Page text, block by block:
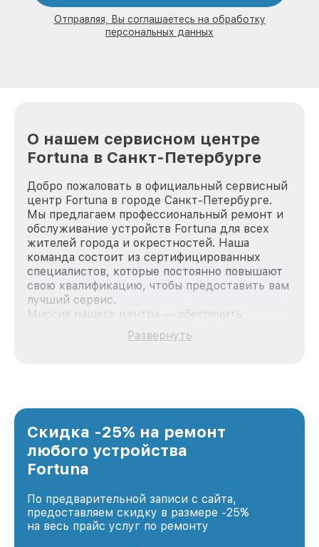
Отправляя, Вы соглашаетесь на обработку
персональных данных
О нашем сервисном центре
Fortuna в Санкт-Петербурге
Добро пожаловать в официальный сервисный
центр Fortuna в городе Санкт-Петербурге.
Мы предлагаем профессиональный ремонт и
обслуживание устройств Fortuna для всех
жителей города и окрестностей. Наша
команда состоит из сертифицированных
специалистов, которые постоянно повышают
свою квалификацию, чтобы предоставить вам
лучший сервис.
Миссия нашего центра — обеспечить
качественный и доступный ремонт для
каждого пользователя продукции Fortuna, вне
Санкт-Петербурге, постоянно повышая
уровень доверия и лояльности наших
клиентов.
Развернуть
Скидка -25% на ремонт
любого устройства
Fortuna
По предварительной записи с сайта,
предоставляем скидку в размере -25%
на весь прайс услуг по ремонту